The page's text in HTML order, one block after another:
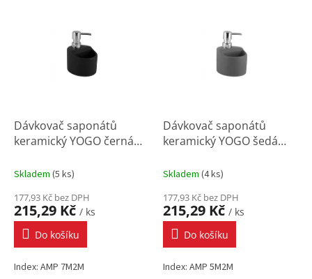
Dávkovač saponátů
keramický YOGO černá
Skladem (5 ks)
177,93 Kč bez DPH
215,29 Kč / ks
Do košíku
Index: AMP 7M2M
Dávkovač saponátů
keramický YOGO šedá
Skladem (4 ks)
177,93 Kč bez DPH
215,29 Kč / ks
Do košíku
Index: AMP 5M2M